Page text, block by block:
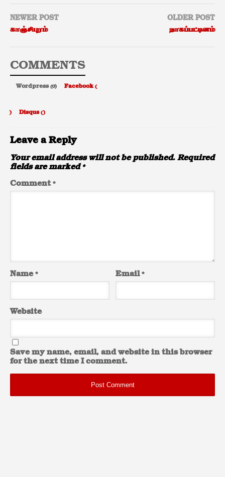
NEWER POST
காஞ்சிபுரம்
OLDER POST
நாகப்பட்டினம்
COMMENTS
Wordpress (0) Facebook (
) Disqus ( )
Leave a Reply
Your email address will not be published. Required
fields are marked *
Comment*
Name* Email*
Website
Save my name, email, and website in this browser
for the next time I comment.